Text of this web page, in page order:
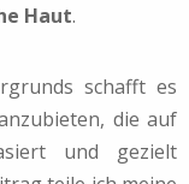
Haut.
schafft es
die auf
und gezielt